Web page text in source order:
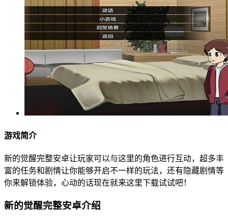
游戏简介
新的觉醒完整安卓让玩家可以与这里的角色进行互动，超多丰
富的任务和剧情让你能够开启不一样的玩法，还有隐藏剧情等
你来解锁体验，心动的话现在就来这里下载试试吧！
新的觉醒完整安卓介绍